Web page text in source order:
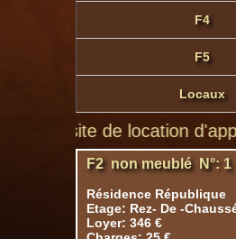
F4
F5
Locaux
site de location
F2 non meublé N°: 1
Résidence République
Etage: Rez- De -
Loyer: 346 €